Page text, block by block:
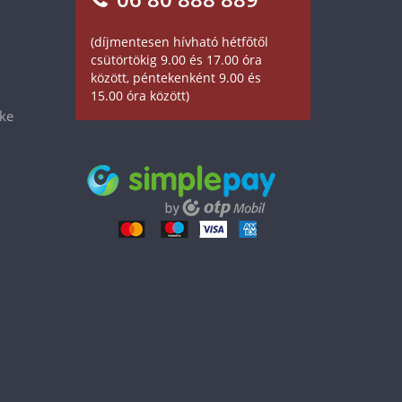
(díjmentesen hívható hétfőtől
csütörtökig 9.00 és 17.00 óra
között, péntekenként 9.00 és
15.00 óra között)